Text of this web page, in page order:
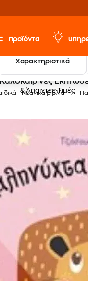
προϊόντα
Χαρακτηριστικά
Καλοκαιρινές
& Άπαιχτες Τιμές
- Νεανικά βιβλία